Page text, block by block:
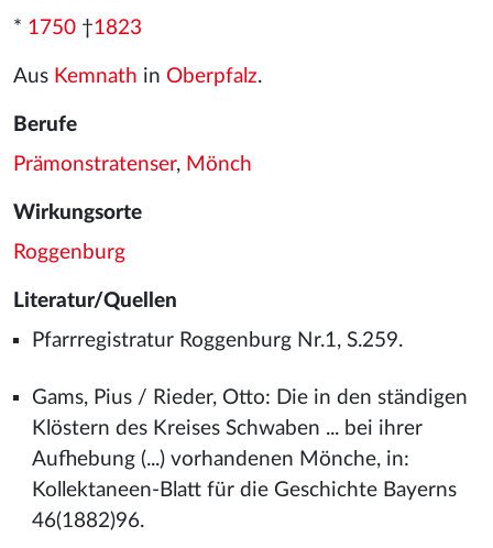
* 1750 †1823
Aus Kemnath in Oberpfalz.
Berufe
Prämonstratenser, Mönch
Wirkungsorte
Roggenburg
Literatur/Quellen
Pfarrregistratur Roggenburg Nr.1, S.259.
Gams, Pius / Rieder, Otto: Die in den ständigen
Klöstern des Kreises Schwaben ... bei ihrer
Aufhebung (...) vorhandenen Mönche, in:
Kollektaneen-Blatt für die Geschichte Bayerns
46(1882)96.